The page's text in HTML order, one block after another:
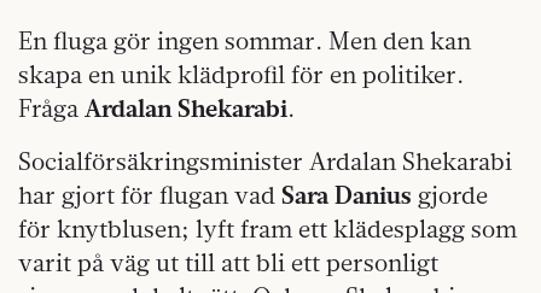
En fluga gör ingen sommar. Men den kan
skapa en unik klädprofil för en politiker.
Fråga Ardalan Shekarabi.
Socialförsäkringsminister Ardalan Shekarabi
har gjort för flugan vad Sara Danius gjorde
för knytblusen; lyft fram ett klädesplagg som
varit på väg ut till att bli ett personligt